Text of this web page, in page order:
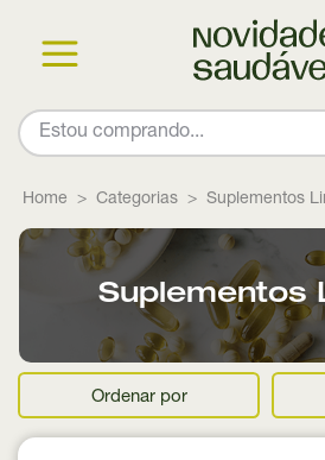
Home Categorias Suplementos
Suplementos
Ordenar por